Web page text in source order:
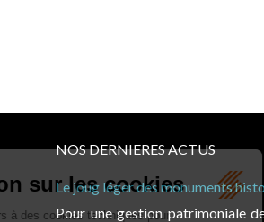
NOS DERNIERES ACTUS
Le joug léger des monuments
Pour une gestion patrimoniale